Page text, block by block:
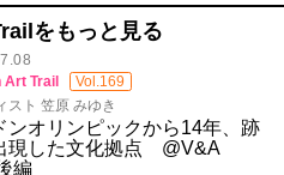
をもっと見る
Art Trail
Vol.169
スト 笠原 みゆき
ンオリンピックから14年、跡
現した文化拠点 @V&A
編